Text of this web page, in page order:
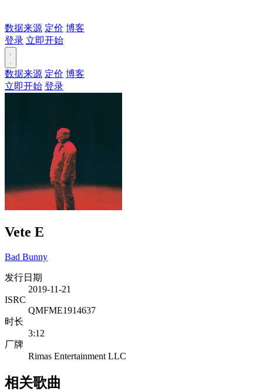
数据来源 定价 博客
登录 立即开始
数据来源 定价 博客
立即开始 登录
Vete E
Bad Bunny
发行日期
2019-11-21
ISRC
QMFME1914637
时长
3:12
厂牌
Rimas Entertainment LLC
相关歌曲